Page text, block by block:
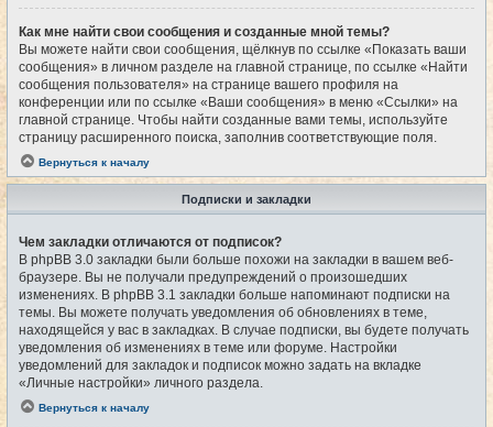
Как мне найти свои сообщения и созданные мной темы?
Вы можете найти свои сообщения, щёлкнув по ссылке «Показать ваши
сообщения» в личном разделе на главной странице, по ссылке «Найти
сообщения пользователя» на странице вашего профиля на
конференции или по ссылке «Ваши сообщения» в меню «Ссылки» на
главной странице. Чтобы найти созданные вами темы, используйте
страницу расширенного поиска, заполнив соответствующие поля.
Вернуться к началу
Подписки и закладки
Чем закладки отличаются от подписок?
В phpBB 3.0 закладки были больше похожи на закладки в вашем веб-
браузере. Вы не получали предупреждений о произошедших
изменениях. В phpBB 3.1 закладки больше напоминают подписки на
темы. Вы можете получать уведомления об обновлениях в теме,
находящейся у вас в закладках. В случае подписки, вы будете получать
уведомления об изменениях в теме или форуме. Настройки
уведомлений для закладок и подписок можно задать на вкладке
«Личные настройки» личного раздела.
Вернуться к началу